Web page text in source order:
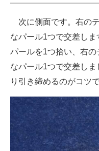
次に側面です。右の
なパール1つで交差し
パールを1つ拾い、右
なパール1つで交差し
り引き締めるのがコツで